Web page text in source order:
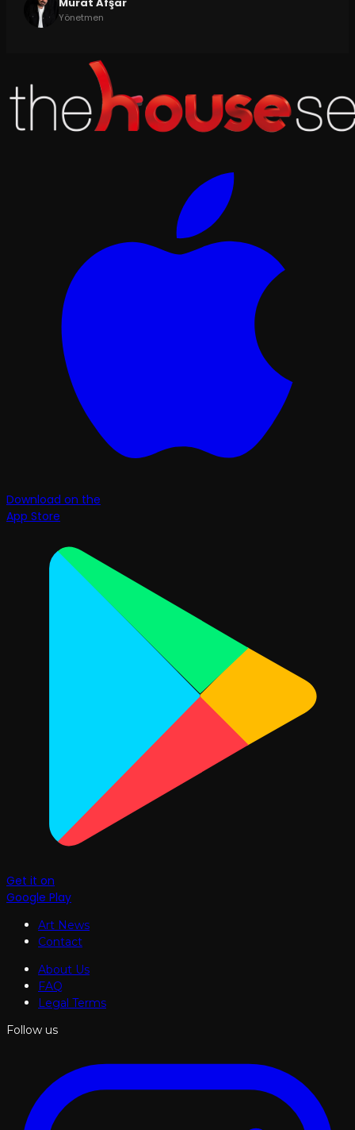
Yönetmen
Download on the
App Store
Get it on
Google Play
Art News
Contact
About Us
FAQ
Legal Terms
Follow us